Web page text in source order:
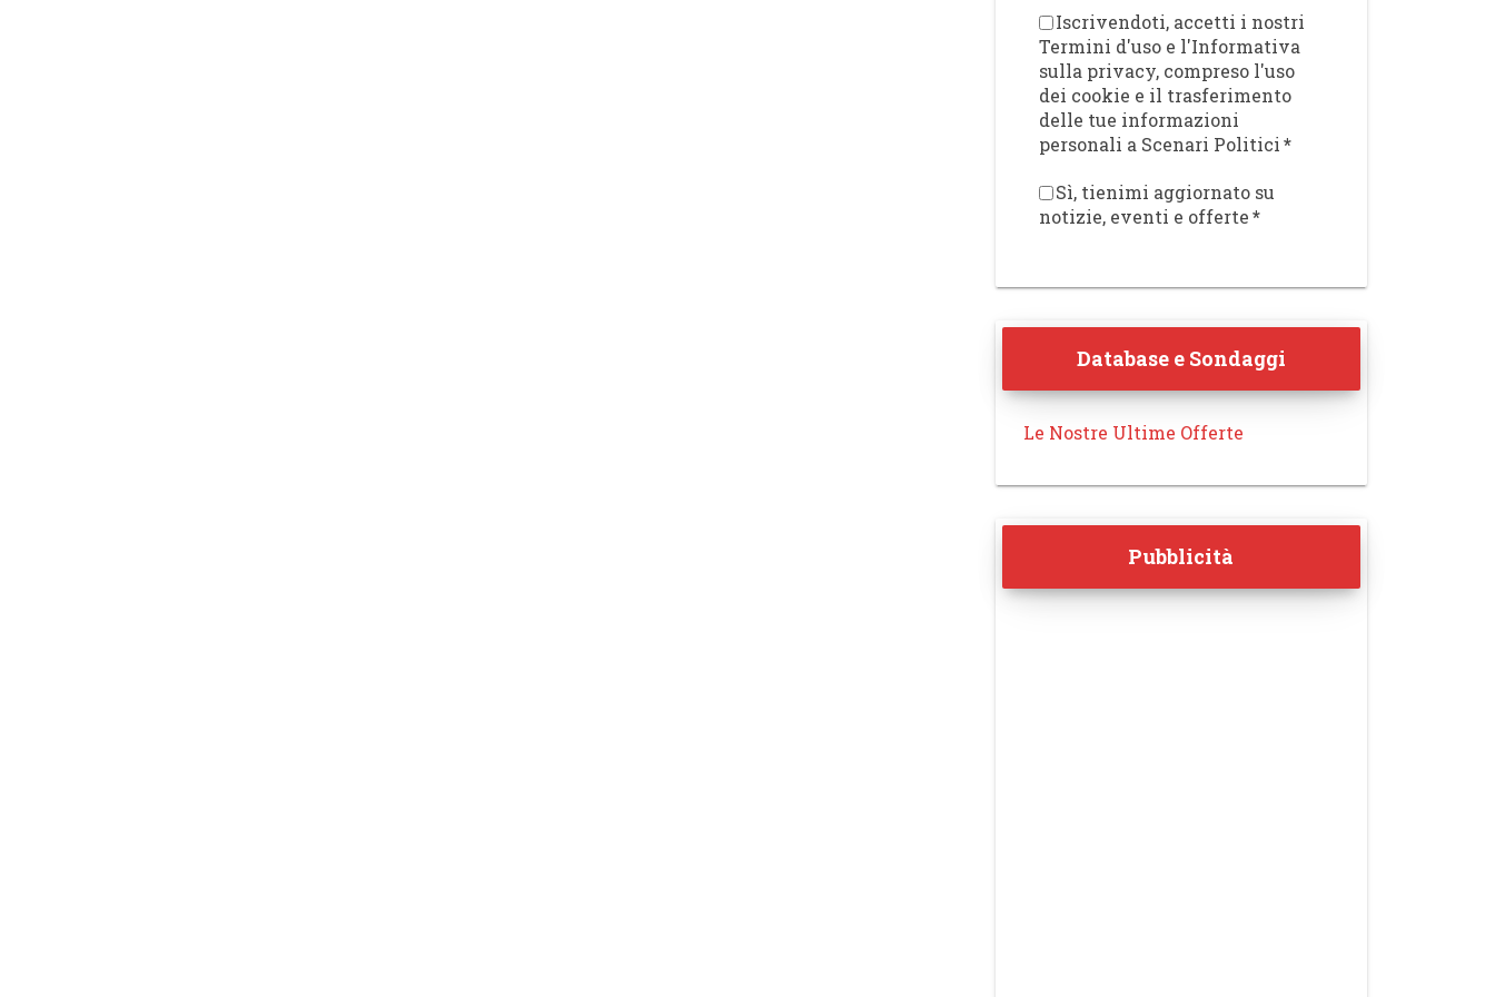
Iscrivendoti, accetti i nostri
Termini d'uso e l'Informativa
sulla privacy, compreso l'uso
dei cookie e il trasferimento
delle tue informazioni
personali a Scenari Politici*
Sì, tienimi aggiornato su
notizie, eventi e offerte*
Database e Sondaggi
Le Nostre Ultime Offerte
Pubblicità